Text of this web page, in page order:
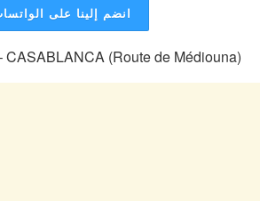
انضم إلينا على
(Route de Médiouna)